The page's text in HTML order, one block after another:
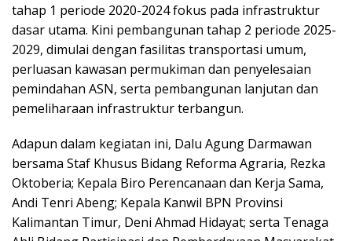
tahap 1 periode 2020-2024 fokus pada infrastruktur
dasar utama. Kini pembangunan tahap 2 periode 2025-
2029, dimulai dengan fasilitas transportasi umum,
perluasan kawasan permukiman dan penyelesaian
pemindahan ASN, serta pembangunan lanjutan dan
pemeliharaan infrastruktur terbangun.
Adapun dalam kegiatan ini, Dalu Agung Darmawan
bersama Staf Khusus Bidang Reforma Agraria, Rezka
Oktoberia; Kepala Biro Perencanaan dan Kerja Sama,
Andi Tenri Abeng; Kepala Kanwil BPN Provinsi
Kalimantan Timur, Deni Ahmad Hidayat; serta Tenaga